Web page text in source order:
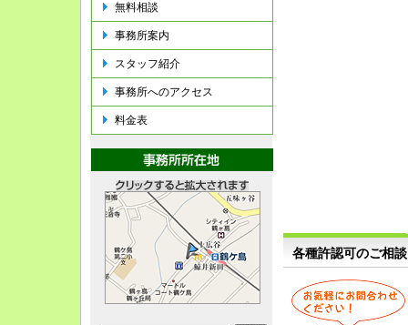
各種許認可のご相
無料相談
事務所案内
スタッフ紹介
事務所へのアクセス
料金表